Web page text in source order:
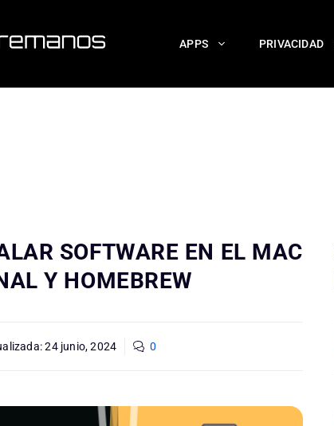
APPS PRIVACIDAD
SOFTWARE EN EL MAC
Y HOMEBREW
24 junio, 2024 0